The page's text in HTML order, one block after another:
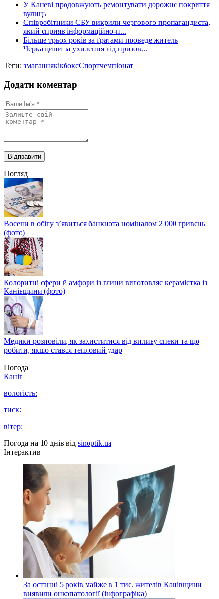
У Каневі продовжують ремонтувати дорожнє покриття
вулиць
Співробітники СБУ викрили чергового пропагандиста,
який сприяв інформаційно-п...
Більше трьох років за ґратами проведе житель
Черкащини за ухилення від призов...
Теги: змаганнякікбоксСпортчемпіонат
Додати коментар
Погляд
Восени в обігу з’явиться банкнота номіналом 2 000 гривень
(фото)
Колоритні сфери й амфори із глини виготовляє керамістка із
Канівщини (фото)
Медики розповіли, як захиститися від впливу спеки та що
робити, якщо стався тепловий удар
Погода
Канів
вологість:
тиск:
вітер:
Погода на 10 днів від sinoptik.ua
Інтерактив
За останні 5 років майже в 1 тис. жителів Канівщини
виявили онкопатології (інфографіка)